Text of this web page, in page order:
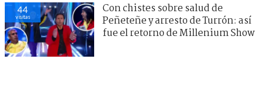
44
visitas
Con chistes sobre salud de
Peñeteñe y arresto de Turrón: así
fue el retorno de Millenium Show